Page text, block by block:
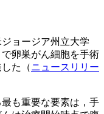
ョージア州立大学
卵巣がん細胞を手術
た（ニュースリリー
も重要な要素は，手